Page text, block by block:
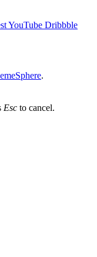
YouTube Dribbble
.
Esc to cancel.